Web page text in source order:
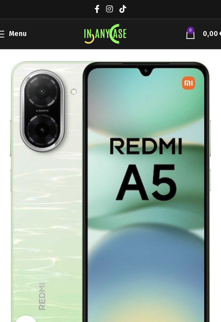
Menu 0 0,00